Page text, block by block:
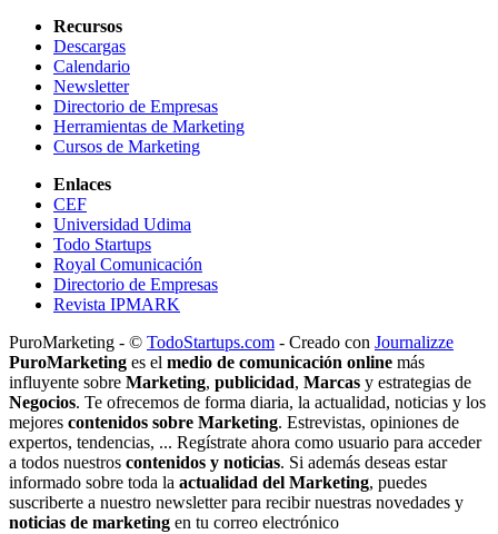
Recursos
Descargas
Calendario
Newsletter
Directorio de Empresas
Herramientas de Marketing
Cursos de Marketing
Enlaces
CEF
Universidad Udima
Todo Startups
Royal Comunicación
Directorio de Empresas
Revista IPMARK
PuroMarketing - © TodoStartups.com - Creado con Journalizze
PuroMarketing es el medio de comunicación online más
influyente sobre Marketing, publicidad, Marcas y estrategias de
Negocios. Te ofrecemos de forma diaria, la actualidad, noticias y los
mejores contenidos sobre Marketing. Estrevistas, opiniones de
expertos, tendencias, ... Regístrate ahora como usuario para acceder
a todos nuestros contenidos y noticias. Si además deseas estar
informado sobre toda la actualidad del Marketing, puedes
suscriberte a nuestro newsletter para recibir nuestras novedades y
noticias de marketing en tu correo electrónico